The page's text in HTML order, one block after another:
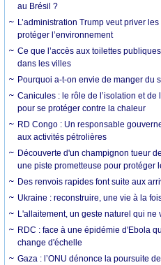
au Brésil ?
L’administration Trump veut priver
protéger l’environnement
Ce que l’accès aux toilettes
dans les villes
Pourquoi a-t-on envie de manger du
Canicules : le rôle de l’isolation et de
pour se protéger contre la chaleur
RD Congo : Un responsable
aux activités pétrolières
Découverte d'un champignon tueur
une piste prometteuse pour protéger
Des renvois rapides font suite aux
Ukraine : reconstruire, une vie à la
L'allaitement, un geste naturel qui ne
RDC : face à une épidémie d'Ebola
change d'échelle
Gaza : l’ONU dénonce la poursuite